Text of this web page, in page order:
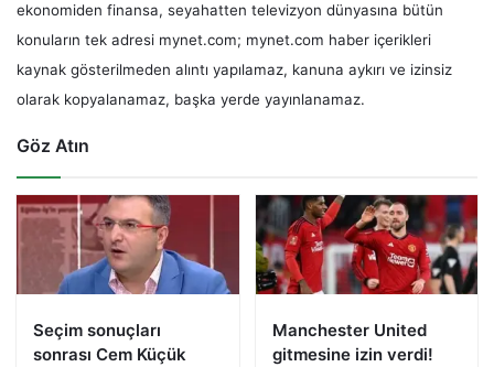
ekonomiden finansa, seyahatten televizyon dünyasına bütün
konuların tek adresi mynet.com; mynet.com haber içerikleri
kaynak gösterilmeden alıntı yapılamaz, kanuna aykırı ve izinsiz
olarak kopyalanamaz, başka yerde yayınlanamaz.
Göz Atın
Seçim sonuçları
sonrası Cem Küçük
Manchester United
gitmesine izin verdi!